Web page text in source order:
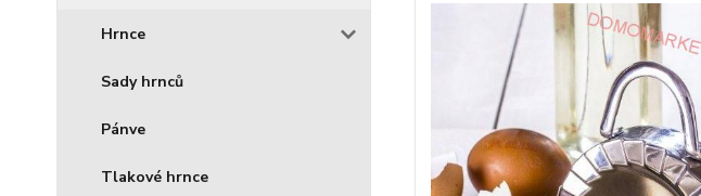
Hrnce
Sady hrnců
Pánve
Tlakové hrnce